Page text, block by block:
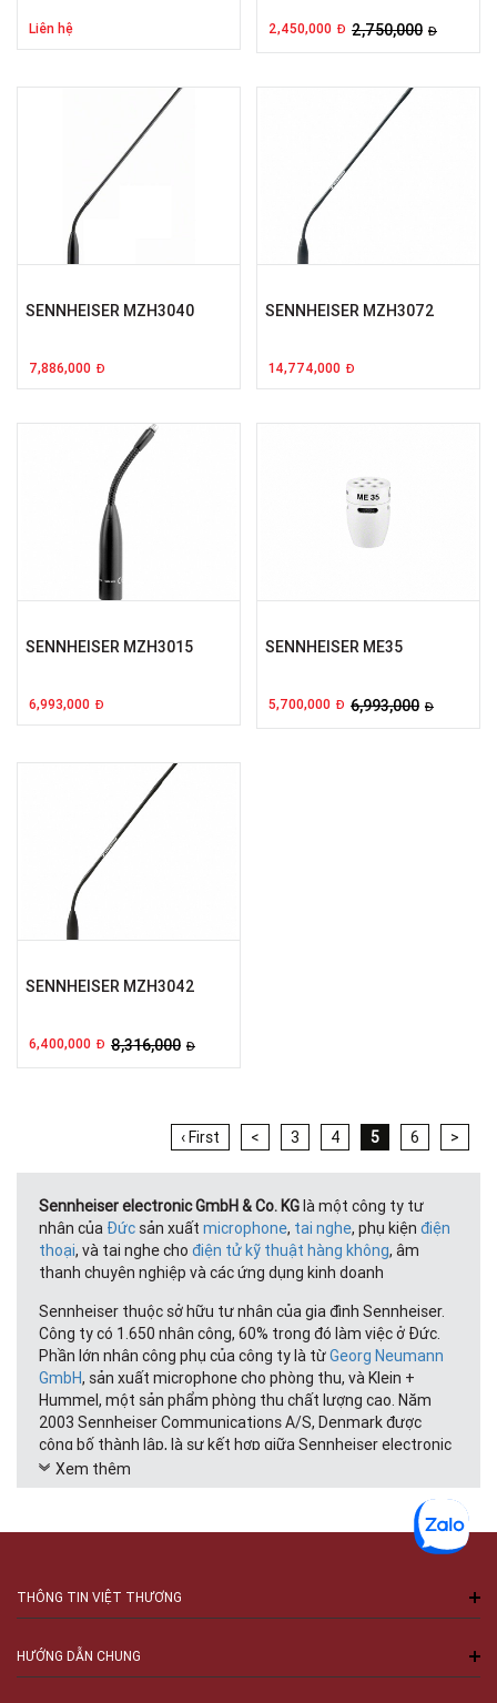
Liên hệ 2,450,000 Đ 2,750,000 Đ
SENNHEISER MZH3040
7,886,000 Đ
SENNHEISER MZH3072
14,774,000 Đ
SENNHEISER MZH3015
6,993,000 Đ
SENNHEISER ME35
5,700,000 Đ 6,993,000 Đ
SENNHEISER MZH3042
6,400,000 Đ 8,316,000 Đ
‹ First < 3 4 5 6 >
Sennheiser electronic GmbH & Co. KG là một công ty tư
nhân của Đức sản xuất microphone, tai nghe, phụ kiện điện
thoại, và tai nghe cho điện tử kỹ thuật hàng không, âm
thanh chuyên nghiệp và các ứng dụng kinh doanh
Sennheiser thuộc sở hữu tư nhân của gia đình Sennheiser.
Công ty có 1.650 nhân công, 60% trong đó làm việc ở Đức.
Phần lớn nhân công phụ của công ty là từGeorg Neumann
GmbH, sản xuất microphone cho phòng thu, và Klein +
Hummel, một sản phẩm phòng thu chất lượng cao. Năm
2003 Sennheiser Communications A/S, Denmark được
công bố thành lập, là sự kết hợp giữa Sennheiser electronic
vàWilliam Demant Holding Group
các sản phẩm viễn thông.
Sản phẩm
Microphone
Ống nghe điện tử kỹ thuật hàng không
Ống nghe kinh doanh
Hệ thống Hội nghị và Thông tin
Xem thêm
THÔNG TIN VIỆT THƯƠNG
HƯỚNG DẪN CHUNG